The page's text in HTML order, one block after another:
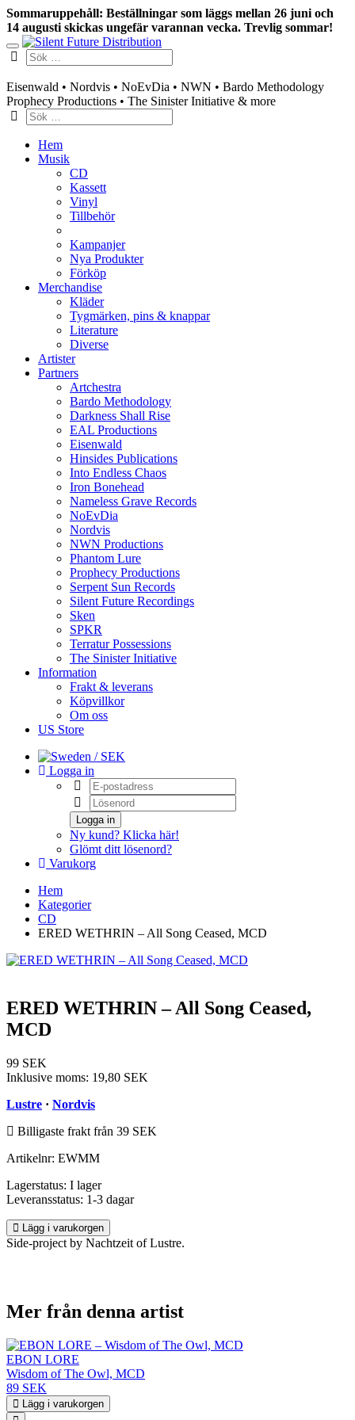
Sommaruppehåll: Beställningar som läggs mellan 26 juni och
14 augusti skickas ungefär varannan vecka. Trevlig sommar!
Eisenwald • Nordvis • NoEvDia • NWN • Bardo Methodology
Prophecy Productions • The Sinister Initiative & more
Hem
Musik
CD
Kassett
Vinyl
Tillbehör
Kampanjer
Nya Produkter
Förköp
Merchandise
Kläder
Tygmärken, pins & knappar
Literature
Diverse
Artister
Partners
Artchestra
Bardo Methodology
Darkness Shall Rise
EAL Productions
Eisenwald
Hinsides Publications
Into Endless Chaos
Iron Bonehead
Nameless Grave Records
NoEvDia
Nordvis
NWN Productions
Phantom Lure
Prophecy Productions
Serpent Sun Records
Silent Future Recordings
Sken
SPKR
Terratur Possessions
The Sinister Initiative
Information
Frakt & leverans
Köpvillkor
Om oss
US Store
/ SEK
Logga in
Logga in
Ny kund? Klicka här!
Glömt ditt lösenord?
Varukorg
Hem
Kategorier
CD
ERED WETHRIN – All Song Ceased, MCD
ERED WETHRIN – All Song Ceased,
MCD
99 SEK
Inklusive moms: 19,80 SEK
Lustre · Nordvis
Billigaste frakt från 39 SEK
Artikelnr: EWMM
Lagerstatus: I lager
Leveransstatus: 1-3 dagar
Lägg i varukorgen
Side-project by Nachtzeit of Lustre.
Mer från denna artist
EBON LORE
Wisdom of The Owl, MCD
89 SEK
Lägg i varukorgen